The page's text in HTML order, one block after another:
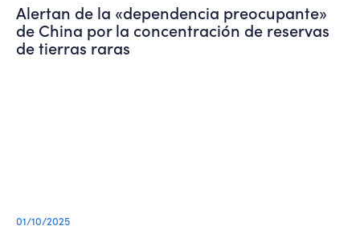
Alertan de la «dependencia preocupante»
de China por la concentración de reservas
de tierras raras
01/10/2025